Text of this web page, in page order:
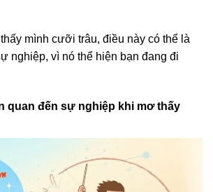
mình cưỡi trâu, điều này có thể là
nghiệp, vì nó thể hiện bạn đang đi
quan đến sự nghiệp khi mơ thấy